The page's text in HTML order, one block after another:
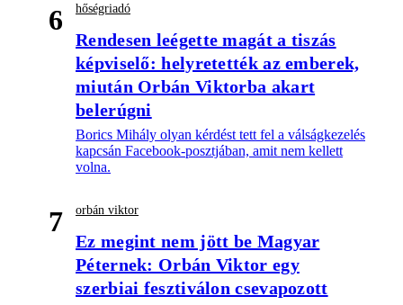
6 hőségriadó
Rendesen leégette magát a tiszás
képviselő: helyretették az emberek,
miután Orbán Viktorba akart
belerúgni
Borics Mihály olyan kérdést tett fel a válságkezelés
kapcsán Facebook-posztjában, amit nem kellett
volna.
7 orbán viktor
Ez megint nem jött be Magyar
Péternek: Orbán Viktor egy
szerbiai fesztiválon csevapozott